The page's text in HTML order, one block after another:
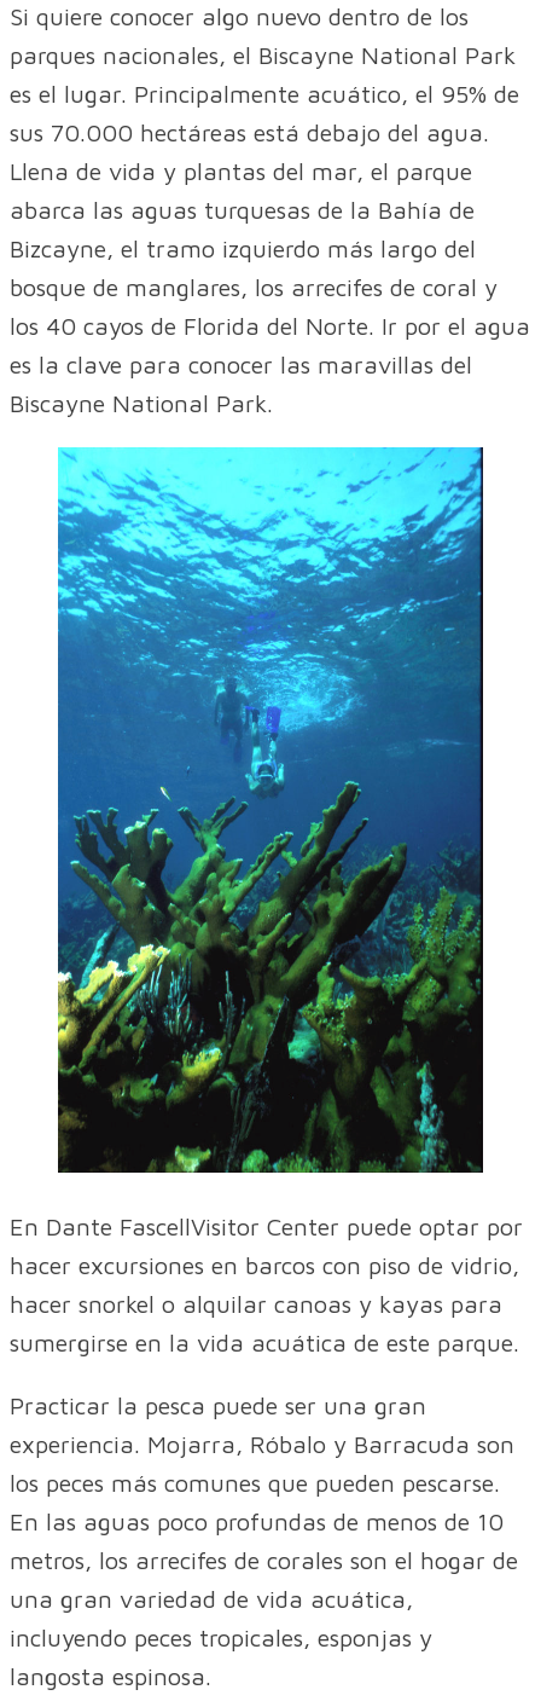
Si quiere conocer algo nuevo dentro de los
parques nacionales, el Biscayne National Park
es el lugar. Principalmente acuático, el 95% de
sus 70.000 hectáreas está debajo del agua.
Llena de vida y plantas del mar, el parque
abarca las aguas turquesas de la Bahía de
Bizcayne, el tramo izquierdo más largo del
bosque de manglares, los arrecifes de coral y
los 40 cayos de Florida del Norte. Ir por el agua
es la clave para conocer las maravillas del
Biscayne National Park.
En Dante FascellVisitor Center puede optar por
hacer excursiones en barcos con piso de vidrio,
hacer snorkel o alquilar canoas y kayas para
sumergirse en la vida acuática de este parque.
Practicar la pesca puede ser una gran
experiencia. Mojarra, Róbalo y Barracuda son
los peces más comunes que pueden pescarse.
En las aguas poco profundas de menos de 10
metros, los arrecifes de corales son el hogar de
una gran variedad de vida acuática,
incluyendo peces tropicales, esponjas y
langosta espinosa.